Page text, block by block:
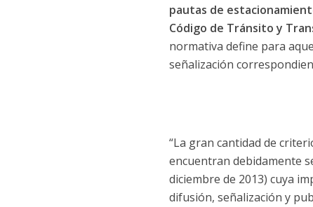
pautas de
Código de Tránsito y
normativa define para
señalización
“La gran cantidad de
encuentran debidamente
diciembre de 2013) cuya
difusión, señalización y